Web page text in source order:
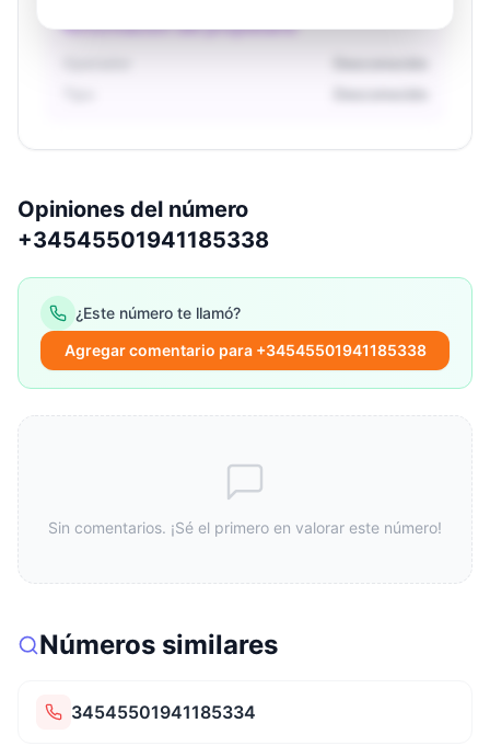
Información del propietario
Opiniones del número
+34545501941185338
¿Este número te llamó?
Agregar comentario para +34545501941185338
Sin comentarios. ¡Sé el primero en valorar este número!
Números similares
34545501941185334